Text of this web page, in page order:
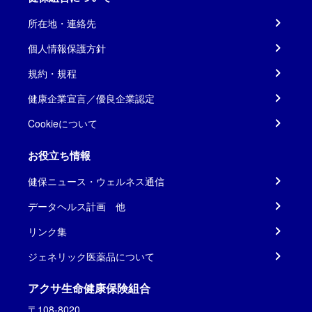
所在地・連絡先
個人情報保護方針
規約・規程
健康企業宣言／優良企業認定
Cookieについて
お役立ち情報
健保ニュース・ウェルネス通信
データヘルス計画 他
リンク集
ジェネリック医薬品について
アクサ生命健康保険組合
〒108-8020